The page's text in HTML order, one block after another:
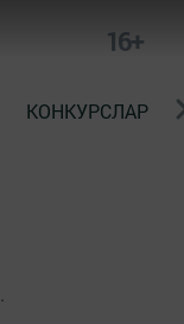
16+
КОНКУРСЛАР